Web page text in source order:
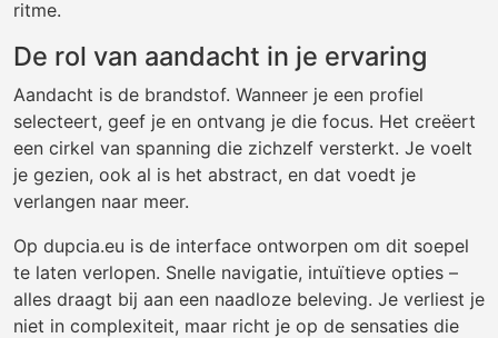
ritme.
De rol van aandacht in je ervaring
Aandacht is de brandstof. Wanneer je een profiel
selecteert, geef je en ontvang je die focus. Het creëert
een cirkel van spanning die zichzelf versterkt. Je voelt
je gezien, ook al is het abstract, en dat voedt je
verlangen naar meer.
Op dupcia.eu is de interface ontworpen om dit soepel
te laten verlopen. Snelle navigatie, intuïtieve opties –
alles draagt bij aan een naadloze beleving. Je verliest je
niet in complexiteit, maar richt je op de sensaties die